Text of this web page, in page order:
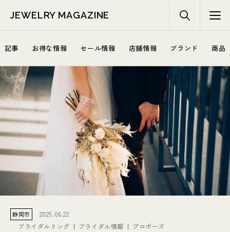
JEWELRY MAGAZINE
記事 お得な情報 セール情報 店舗情報 ブランド 商品
静岡市
2025.06.22
ブライダルリング
ブライダル情報 プロポーズ